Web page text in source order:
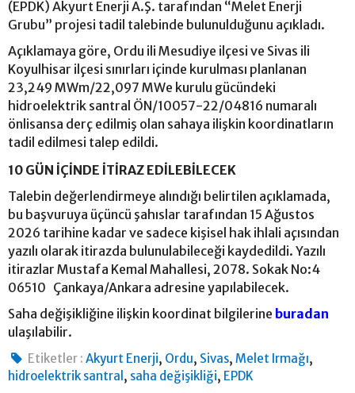
(EPDK) Akyurt Enerji A.Ş. tarafından “Melet Enerji
Grubu” projesi tadil talebinde bulunulduğunu açıkladı.
Açıklamaya göre, Ordu ili Mesudiye ilçesi ve Sivas ili
Koyulhisar ilçesi sınırları içinde kurulması planlanan
23,249 MWm/22,097 MWe kurulu gücündeki
hidroelektrik santral ÖN/10057-22/04816 numaralı
önlisansa derç edilmiş olan sahaya ilişkin koordinatların
tadil edilmesi talep edildi.
10 GÜN İÇİNDE İTİRAZ EDİLEBİLECEK
Talebin değerlendirmeye alındığı belirtilen açıklamada,
bu başvuruya üçüncü şahıslar tarafından 15 Ağustos
2026 tarihine kadar ve sadece kişisel hak ihlali açısından
yazılı olarak itirazda bulunulabileceği kaydedildi. Yazılı
itirazlar Mustafa Kemal Mahallesi, 2078. Sokak No:4
06510 Çankaya/Ankara adresine yapılabilecek.
Saha değişikliğine ilişkin koordinat bilgilerine buradan
ulaşılabilir.
Etiketler : Akyurt Enerji, Ordu, Sivas,Melet Irmağı,
hidroelektrik santral , saha değişikliği, EPDK